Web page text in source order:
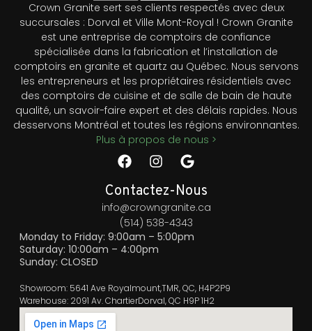
Crown Granite sert ses clients respectés avec deux
succursales : Dorval et Ville Mont-Royal ! Crown Granite
est une entreprise de comptoirs de confiance
spécialisée dans la fabrication et l’installation de
comptoirs en granite et quartz au Québec. Nous servons
les entrepreneurs et les propriétaires résidentiels avec
des comptoirs de cuisine et de salle de bain de haute
qualité, un savoir-faire expert et des délais rapides. Nous
desservons Montréal et toutes les régions environnantes.
Plus à propos de nous >
Contactez-Nous
info@crowngranite.ca
(514) 538-4343
Monday to Friday: 9:00am – 5:00pm
Saturday: 10:00am – 4:00pm
Sunday: CLOSED
Showroom: 5641 Ave Royalmount,TMR, QC, H4P2P9
Warehouse: 2091 Av. ChartierDorval, QC H9P 1H2